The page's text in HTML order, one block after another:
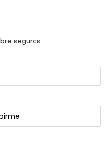
seguros.